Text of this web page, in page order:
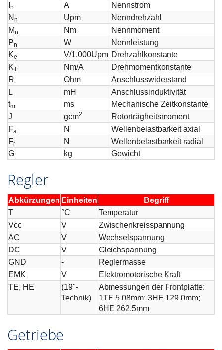
n A
Nennstrom
N n Upm
Nenndrehzahl
Mn Nm
Nennmoment
Pn W
Nennleistung
Ke V/1.000Upm Drehzahlkonstante
KT Nm/A
Drehmomentkonstante
R
Ohm
Anschlusswiderstand
L
mH
Anschlussinduktivität
tm ms
Mechanische Zeitkonstante
J
gcm2
Rotorträgheitsmoment
Fa N
Wellenbelastbarkeit axial
Fr N
Wellenbelastbarkeit radial
G
kg Gewicht
Regler
Abkürzungen Einheiten
Begriff
T
°C
Temperatur
Vcc
V
Zwischenkreisspannung
AC
V
Wechselspannung
DC
V
Gleichspannung
GND
-
Reglermasse
EMK
V
Elektromotorische Kraft
TE, HE
(19"-
Technik)
Abmessungen der Frontplatte:
1TE 5,08mm; 3HE 129,0mm;
6HE 262,5mm
Getriebe